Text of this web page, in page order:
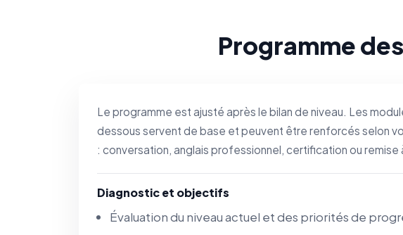
Programme
Le programme est ajusté après le bilan de niveau. Les
dessous servent de base et peuvent être renforcés selon
: conversation, anglais professionnel, certification ou remise
Diagnostic et objectifs
Évaluation du niveau actuel et des priorités de